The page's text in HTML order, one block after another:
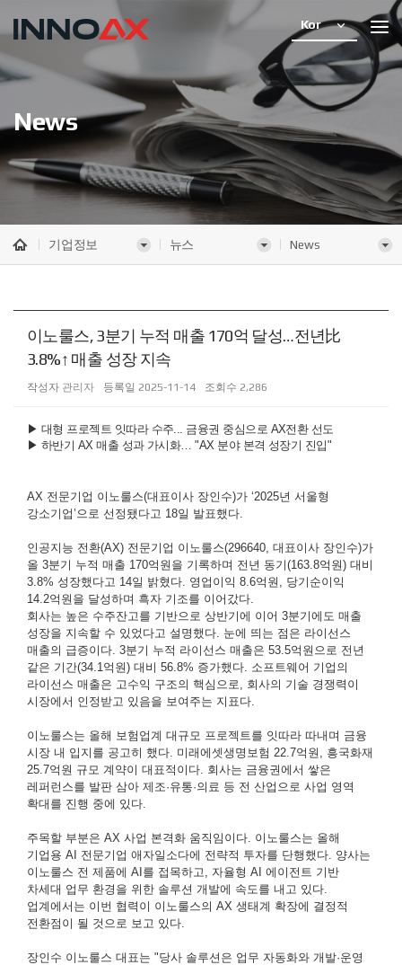
Kor
News
기업정보 뉴스 News
이노룰스, 3분기 누적 매출 170억 달성…전년比
3.8%↑ 매출 성장 지속
작성자 관리자 등록일 2025-11-14 조회수 2,286
▶ 대형 프로젝트 잇따라 수주... 금융권 중심으로 AX전환 선도
▶ 하반기 AX 매출 성과 가시화… "AX 분야 본격 성장기 진입"
AX 전문기업 이노룰스(대표이사 장인수)가 ‘2025년 서울형
강소기업’으로 선정됐다고 18일 발표했다.
인공지능 전환(AX) 전문기업 이노룰스(296640, 대표이사 장인수)가
올 3분기 누적 매출 170억원을 기록하며 전년 동기(163.8억원) 대비
3.8% 성장했다고 14일 밝혔다. 영업이익 8.6억원, 당기순이익
14.2억원을 달성하며 흑자 기조를 이어갔다.
회사는 높은 수주잔고를 기반으로 상반기에 이어 3분기에도 매출
성장을 지속할 수 있었다고 설명했다. 눈에 띄는 점은 라이선스
매출의 급증이다. 3분기 누적 라이선스 매출은 53.5억원으로 전년
같은 기간(34.1억원) 대비 56.8% 증가했다. 소프트웨어 기업의
라이선스 매출은 고수익 구조의 핵심으로, 회사의 기술 경쟁력이
시장에서 인정받고 있음을 보여주는 지표다.
이노룰스는 올해 보험업계 대규모 프로젝트를 잇따라 따내며 금융
시장 내 입지를 공고히 했다. 미래에셋생명보험 22.7억원, 흥국화재
25.7억원 규모 계약이 대표적이다. 회사는 금융권에서 쌓은
레퍼런스를 발판 삼아 제조·유통·의료 등 전 산업으로 사업 영역
확대를 진행 중에 있다.
주목할 부분은 AX 사업 본격화 움직임이다. 이노룰스는 올해
기업용 AI 전문기업 애자일소다에 전략적 투자를 단행했다. 양사는
이노룰스 전 제품에 AI를 접목하고, 자율형 AI 에이전트 기반
차세대 업무 환경을 위한 솔루션 개발에 속도를 내고 있다.
업계에서는 이번 협력이 이노룰스의 AX 생태계 확장에 결정적
전환점이 될 것으로 보고 있다.
장인수 이노룰스 대표는 "당사 솔루션은 업무 자동화와 개발·운영